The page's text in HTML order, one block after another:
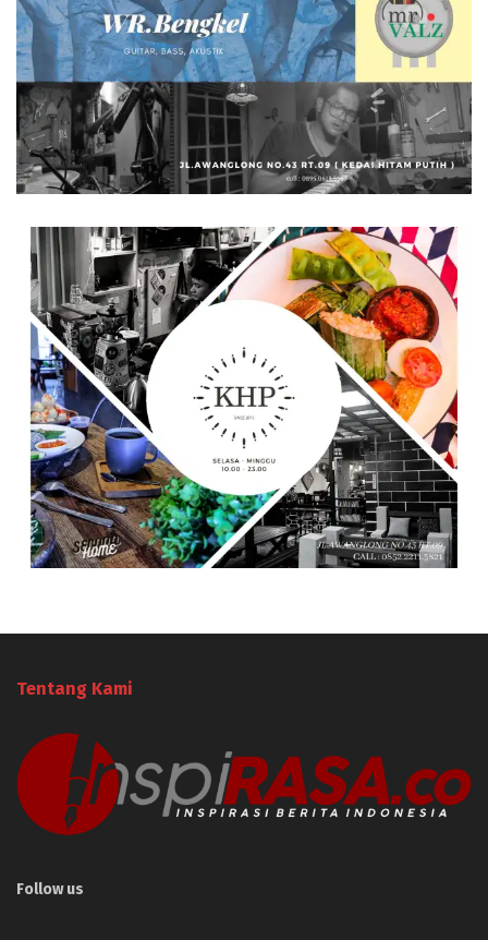
Tentang Kami
Follow us